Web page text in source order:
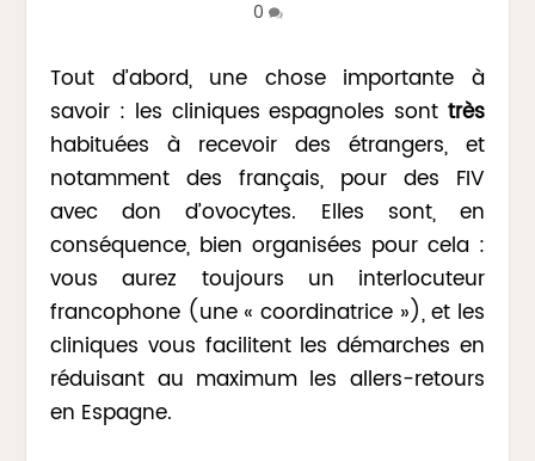
0
Tout d’abord, une chose importante à
savoir : les cliniques espagnoles sont très
habituées à recevoir des étrangers, et
notamment des français, pour des FIV
avec don d’ovocytes. Elles sont, en
conséquence, bien organisées pour cela :
vous aurez toujours un interlocuteur
francophone (une « coordinatrice »), et les
cliniques vous facilitent les démarches en
réduisant au maximum les allers-retours
en Espagne.